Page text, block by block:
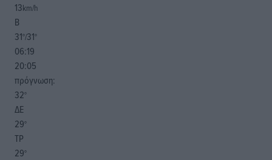
13km/h
Β
31°/31°
06:19
20:05
πρόγνωση:
32°
ΔΕ
29°
ΤΡ
29°